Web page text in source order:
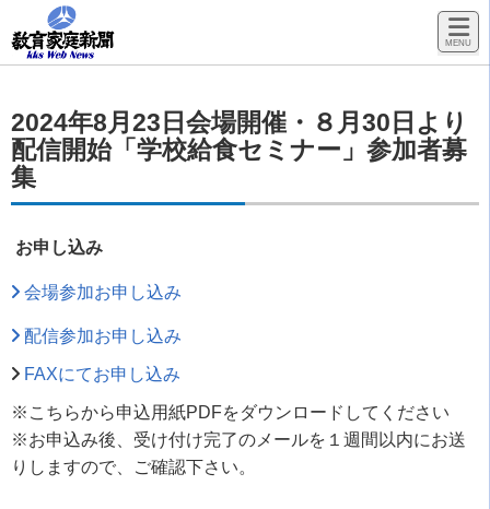
2024年8月23日会場開催・８月30日より
配信開始「学校給食セミナー」参加者募
集
お申し込み
会場参加お申し込み
配信参加お申し込み
FAXにてお申し込み
※こちらから申込用紙PDFをダウンロードしてください
※お申込み後、受け付け完了のメールを１週間以内にお送
りしますので、ご確認下さい。